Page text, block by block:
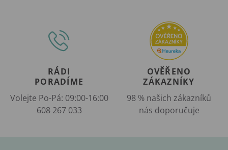
RÁDI
PORADÍME
Volejte Po-Pá: 09:00-16:00
608 267 033
OVĚŘENO
ZÁKAZNÍKY
98 % našich zákazníků
nás doporučuje